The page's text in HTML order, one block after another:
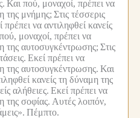
Και πού, μοναχοί, πρέπει να
της μνήμης; Στις τέσσερις
πρέπει να αντιληφθεί κανείς
μοναχοί, πρέπει να
της αυτοσυγκέντρωσης; Στις
Εκεί πρέπει να
της αυτοσυγκέντρωσης. Και
κανείς τη δύναμη της
αλήθειες. Εκεί πρέπει να
της σοφίας. Αυτές λοιπόν,
Πέμπτο.